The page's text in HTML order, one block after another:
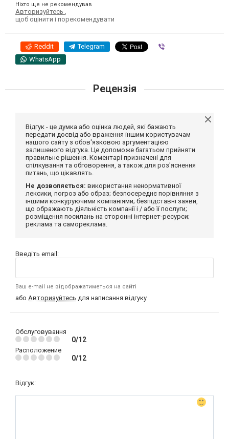
Ніхто ще не рекомендував
Авторизуйтесь
щоб оцінити і порекомендувати
Reddit Telegram
WhatsApp
Рецензія
Відгук - це думка або оцінка людей, які бажають
передати досвід або враження іншим користувачам
нашого сайту з обов'язковою аргументацією
залишеного відгука. Це допоможе багатьом прийняти
правильне рішення. Коментарі призначені для
спілкування та обговорення, а також для роз'яснення
питань, що цікавлять.
Не дозволяється: використання ненормативної
лексики, погроз або образ; безпосереднє порівняння з
іншими конкуруючими компаніями; безпідставні заяви,
що ображають діяльність компанії і / або її послуги;
розміщення посилань на сторонні інтернет-ресурси;
реклама та самореклама.
Введіть email:
Ваш e-mail не відображатиметься на сайті
або Авторизуйтесь для написання відгуку
Обслуговування
0/12
Расположение
0/12
Відгук: